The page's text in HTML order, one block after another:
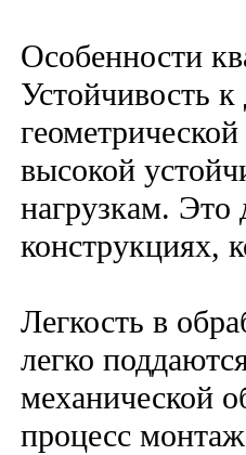
Особенности
Устойчивость
высокой
нагрузкам. Это
конструкциях,
Легкость в
легко
механической
процесс